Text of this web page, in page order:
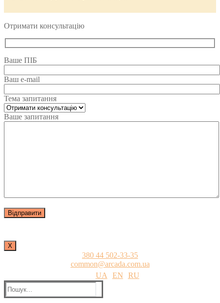
Отримати консультацію
Ваше ПІБ
Ваш e-mail
Тема запитання
Ваше запитання
Х
380 44 502-33-35
common@arcada.com.ua
UA
EN
RU
Пошук: